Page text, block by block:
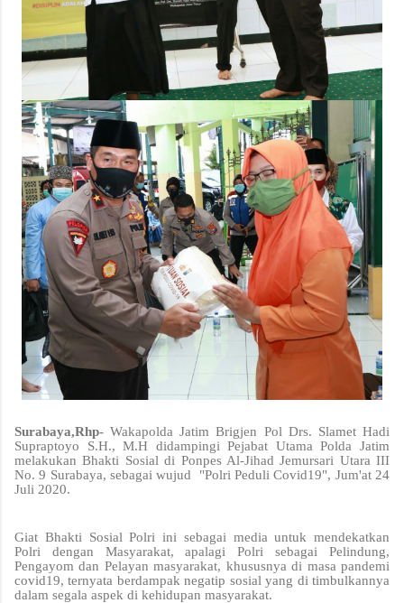
Surabaya,Rhp-Wakapolda Jatim Brigjen Pol Drs. Slamet Hadi
Supraptoyo S.H., M.H didampingi Pejabat Utama Polda Jatim
melakukan Bhakti Sosial di Ponpes Al-Jihad Jemursari Utara III
No. 9 Surabaya, sebagai wujud "Polri Peduli Covid19", Jum'at 24
Juli 2020.
Giat Bhakti Sosial Polri ini sebagai media untuk mendekatkan
Polri dengan Masyarakat, apalagi Polri sebagai Pelindung,
Pengayom dan Pelayan masyarakat, khususnya di masa pandemi
covid19, ternyata berdampak negatip sosial yang di timbulkannya
dalam segala aspek di kehidupan masyarakat.